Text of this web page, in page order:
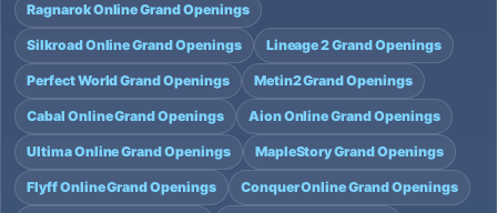
Ragnarok Online Grand Openings
Silkroad Online Grand Openings Lineage 2 Grand Openings
Perfect World Grand Openings Metin2 Grand Openings
Cabal Online Grand Openings Aion Online Grand Openings
Ultima Online Grand Openings MapleStory Grand Openings
Flyff Online Grand Openings Conquer Online Grand Openings